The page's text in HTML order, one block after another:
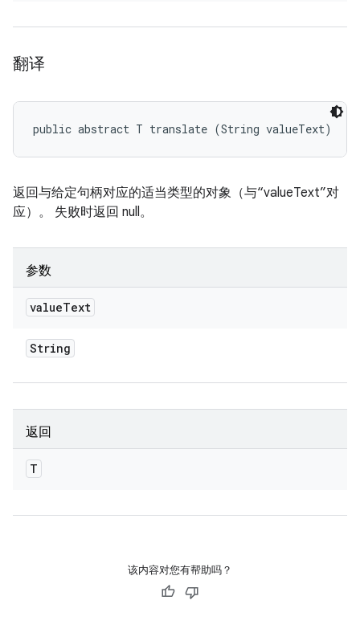
翻译
public abstract T translate (String valueText)
返回与给定句柄对应的适当类型的对象（与“valueText”对
应）。 失败时返回 null。
参数
valueText
String
返回
T
该内容对您有帮助吗？